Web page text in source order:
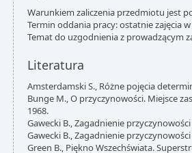
Warunkiem zaliczenia przedmiotu jest
Termin oddania pracy: ostatnie zajęcia
Temat do uzgodnienia z prowadzącym
Literatura
Amsterdamski S., Różne pojęcia
Bunge M., O przyczynowości. Miejsce
1968.
Gawecki B., Zagadnienie
Gawecki B., Zagadnienie
Green B., Piękno Wszechświata.